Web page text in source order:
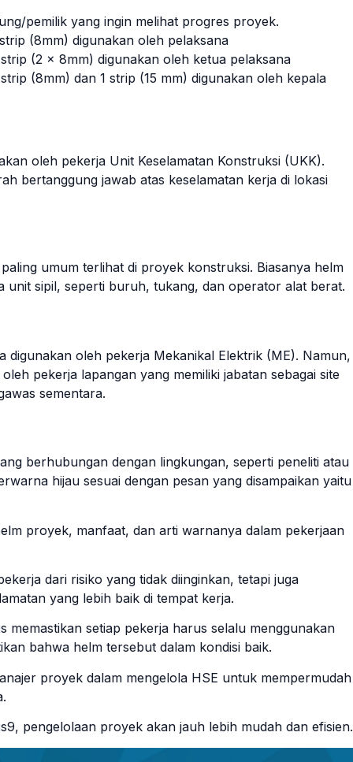
pemilik yang ingin melihat progres proyek.
(8mm) digunakan oleh pelaksana
(2 x 8mm) digunakan oleh ketua pelaksana
(8mm) dan 1 strip (15 mm) digunakan oleh kepala
oleh pekerja Unit Keselamatan Konstruksi (UKK).
bertanggung jawab atas keselamatan kerja di lokasi
umum terlihat di proyek konstruksi. Biasanya helm
unit sipil, seperti buruh, tukang, dan operator alat berat.
oleh pekerja Mekanikal Elektrik (ME). Namun,
pekerja lapangan yang memiliki jabatan sebagai site
sementara.
berhubungan dengan lingkungan, seperti peneliti atau
hijau sesuai dengan pesan yang disampaikan yaitu
proyek, manfaat, dan arti warnanya dalam pekerjaan
dari risiko yang tidak diinginkan, tetapi juga
yang lebih baik di tempat kerja.
setiap pekerja harus selalu menggunakan
bahwa helm tersebut dalam kondisi baik.
proyek dalam mengelola HSE untuk mempermudah
pengelolaan proyek akan jauh lebih mudah dan efisien.